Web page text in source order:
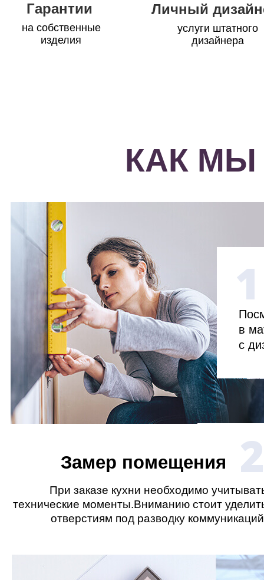
на собственные
изделия
Гарантии
услуги штатного
дизайнера
Личный
1
Замер помещения
КАК МЫ
в
с
При заказе кухни необходимо
технические моменты.Вниманию стоит
отверстиям под разводку
2